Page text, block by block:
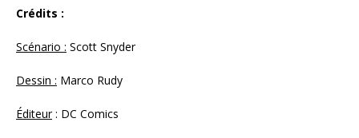
Crédits :
Scénario : Scott Snyder
Dessin : Marco Rudy
Éditeur: DC Comics